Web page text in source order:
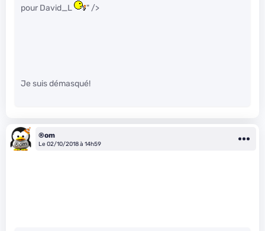
pour David_L
" />
Je suis démasqué!
®om
Le 02/10/2018 à 14h59